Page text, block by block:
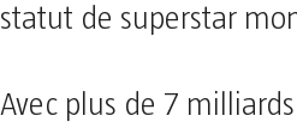
statut de superstar
Avec plus de 7